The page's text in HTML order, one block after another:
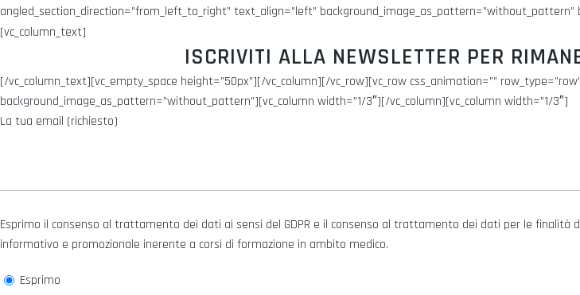
angled_section_direction=”from_left_to_right” text_align=”left”
[vc_column_text]
ISCRIVITI ALLA NEWSLETTER PER
[/vc_column_text][vc_empty_space height=”50px”][/vc_column][/vc_row][vc_row css_animation=””
background_image_as_pattern=”without_pattern”][vc_column width=”1/3″][/vc_column][vc_column width=”1/3″]
La tua email (richiesto)
Esprimo il consenso al trattamento dei dati ai sensi del GDPR e il consenso al trattamento dei dati per le finalità
informativo e promozionale inerente a corsi di formazione in ambito medico.
Esprimo